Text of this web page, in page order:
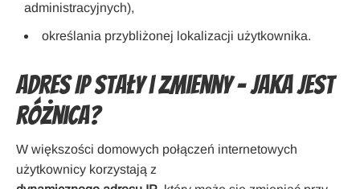
administracyjnych),
określania przybliżonej lokalizacji użytkownika.
Adres IP stały i zmienny – jaka jest
różnica?
W większości domowych połączeń internetowych
użytkownicy korzystają z